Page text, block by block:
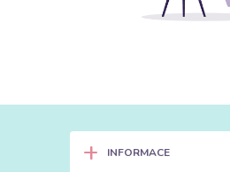
+ INFORMACE